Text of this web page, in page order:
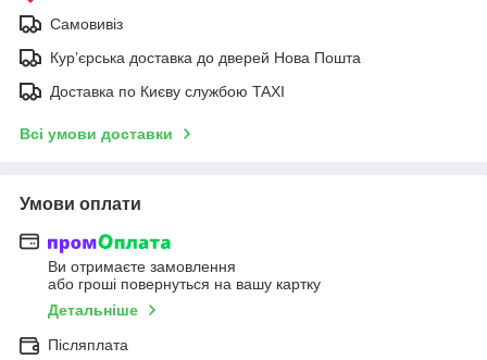
Самовивіз
Курʼєрська доставка до дверей Нова Пошта
Доставка по Києву службою TAXI
Всі умови доставки
Умови оплати
Ви отримаєте замовлення
або гроші повернуться на вашу картку
Детальніше
Післяплата